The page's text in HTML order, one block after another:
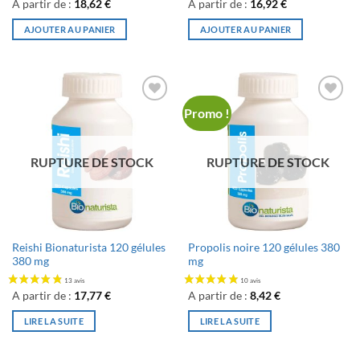
14 avis
A partir de : 18,62€
AJOUTER AU PANIER
A partir de : 16,92€
AJOUTER AU PANIER
RUPTURE DE STOCK
Reishi Bionaturista 120 gélules
380 mg
A partir de : 17,77€
LIRE LA SUITE
Promo !
RUPTURE DE STOCK
Propolis noire 120 gélules 380
mg
A partir de : 8,42€
LIRE LA SUITE